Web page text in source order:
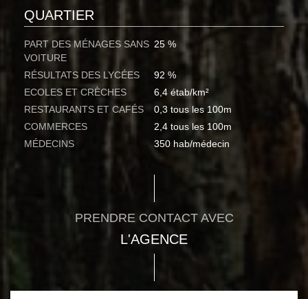
QUARTIER
PART DES MÉNAGES SANS
VOITURE
25 %
RÉSULTATS DES LYCÉES
92 %
ECOLES ET CRÈCHES
6,4 étab/km²
RESTAURANTS ET CAFÉS
0,3 tous les 100m
COMMERCES
2,4 tous les 100m
MÉDECINS
350 hab/médecin
PRENDRE CONTACT AVEC
L'AGENCE